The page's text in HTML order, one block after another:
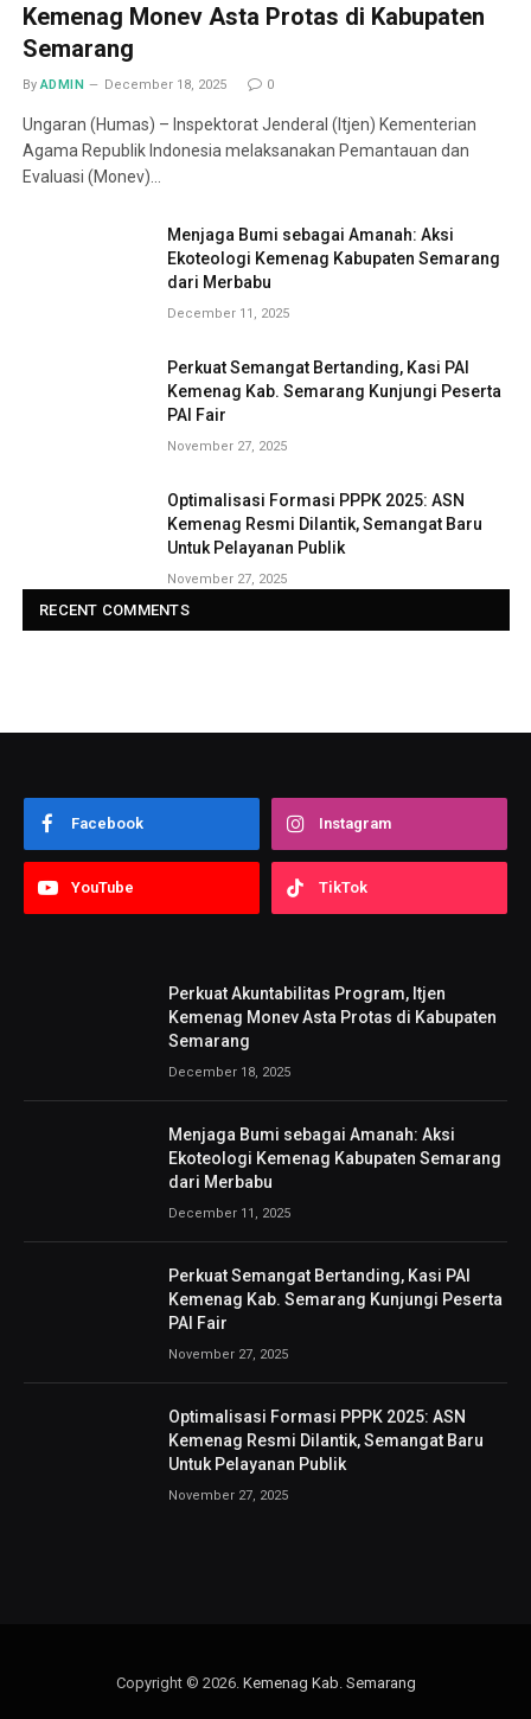
Kemenag Monev Asta Protas di Kabupaten
Semarang
By ADMIN December 18, 2025 0
Ungaran (Humas) – Inspektorat Jenderal (Itjen) Kementerian
Agama Republik Indonesia melaksanakan Pemantauan dan
Evaluasi (Monev)…
Menjaga Bumi sebagai Amanah: Aksi
Ekoteologi Kemenag Kabupaten Semarang
dari Merbabu
December 11, 2025
Perkuat Semangat Bertanding, Kasi PAI
Kemenag Kab. Semarang Kunjungi Peserta
PAI Fair
November 27, 2025
Optimalisasi Formasi PPPK 2025: ASN
Kemenag Resmi Dilantik, Semangat Baru
Untuk Pelayanan Publik
November 27, 2025
RECENT COMMENTS
Facebook Instagram
YouTube TikTok
Perkuat Akuntabilitas Program, Itjen
Kemenag Monev Asta Protas di Kabupaten
Semarang
December 18, 2025
Menjaga Bumi sebagai Amanah: Aksi
Ekoteologi Kemenag Kabupaten Semarang
dari Merbabu
December 11, 2025
Perkuat Semangat Bertanding, Kasi PAI
Kemenag Kab. Semarang Kunjungi Peserta
PAI Fair
November 27, 2025
Optimalisasi Formasi PPPK 2025: ASN
Kemenag Resmi Dilantik, Semangat Baru
Untuk Pelayanan Publik
November 27, 2025
Copyright © 2026. Kemenag Kab. Semarang